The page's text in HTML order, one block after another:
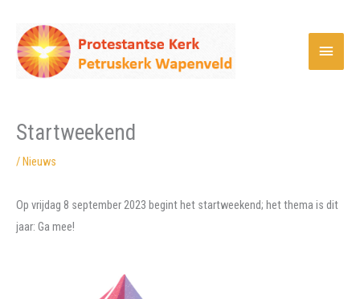
inhoud
Startweekend
/ Nieuws
Op vrijdag 8 september 2023 begint het startweekend; het thema is dit
jaar: Ga mee!